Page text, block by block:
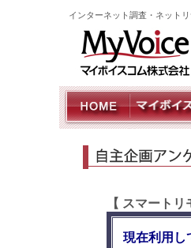
インターネット調査・ネット
【 スマート
現在利用し